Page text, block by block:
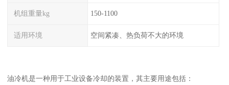
机组重量kg 150-1100
适用环境 空间紧凑、热负荷不大的环境
油冷机是一种用于工业设备冷却的装置，其主要用途包括：